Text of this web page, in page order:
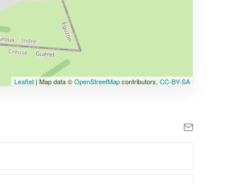
Leaflet| Map data ©OpenStreetMapcontributors, CC-BY-SA